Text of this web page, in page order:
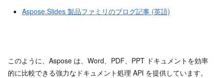
Aspose.Slides 製品ファミリのブログ記事 (英語)
このように、Aspose は、Word、PDF、PPT ドキュメントを効率
的に比較できる強力なドキュメント処理 API を提供しています。